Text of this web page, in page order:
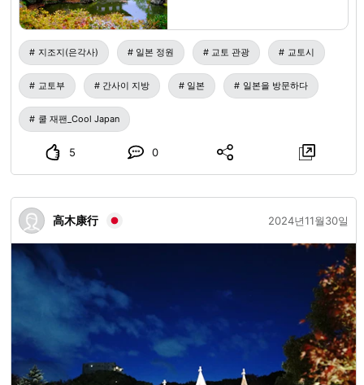
카쿠 2층에서 불꽃 촬영 및 감상도 가능합니다. [야간 촬영회]
일시/2025년 11/3(월, 공휴일) 18:00~21:00(20:00 최종 접수)
요금/3000엔(입장료 포함) ※우천 시에는 정원은 통상 라이트
업만 실시 문의/기운카쿠 0557-86-3101 각 이벤트 상세 내용
은 아래 기운카쿠 공식 사이트에서 확인해 주세요.
kiunkaku.jp
지조지(은각사) 일본 정원 교토 관광 교토시
교토부 간사이 지방 일본 일본을 방문하다
쿨 재팬_Cool Japan
5 0
高木康行 2024년11월30일